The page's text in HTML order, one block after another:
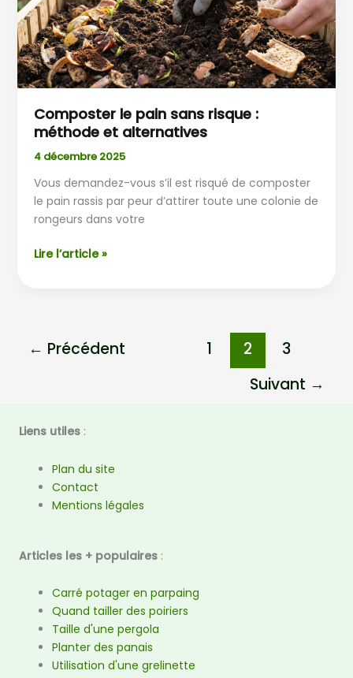
Composter le pain sans risque :
méthode et alternatives
4 décembre 2025
Vous demandez-vous s’il est risqué de composter
le pain rassis par peur d’attirer toute une colonie de
rongeurs dans votre
:
méthode
et
alternatives
Lire l’article »
← Précédent 1 2
3
Suivant →
Liens utiles :
Plan du site
Contact
Mentions légales
Articles les + populaires :
Carré potager en parpaing
Quand tailler des poiriers
Taille d'une pergola
Planter des panais
Utilisation d'une grelinette